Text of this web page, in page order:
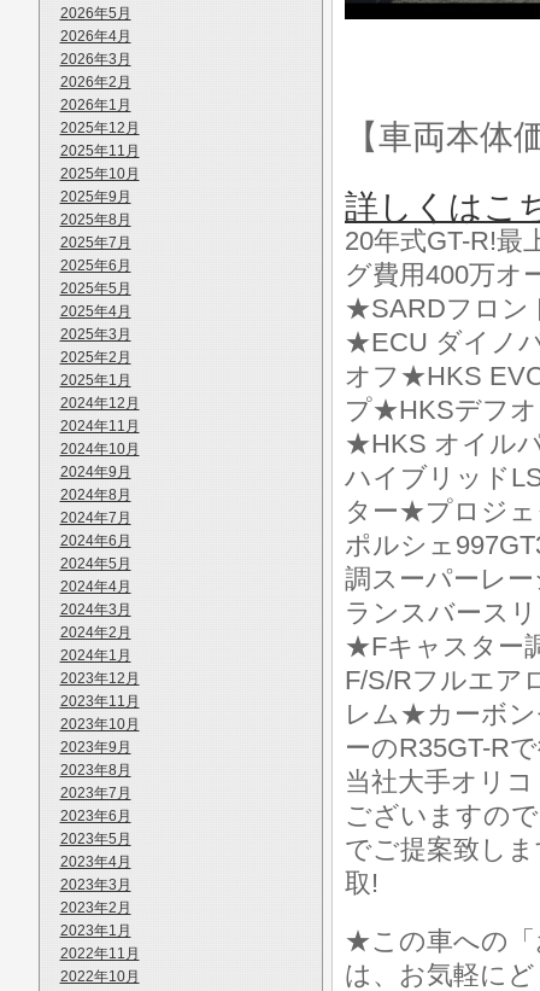
2026年5月
2026年4月
2026年3月
2026年2月
2026年1月
2025年12月
2025年11月
2025年10月
2025年9月
2025年8月
2025年7月
2025年6月
2025年5月
2025年4月
2025年3月
2025年2月
2025年1月
2024年12月
2024年11月
2024年10月
2024年9月
2024年8月
2024年7月
2024年6月
2024年5月
2024年4月
2024年3月
2024年2月
2024年1月
2023年12月
2023年11月
2023年10月
2023年9月
2023年8月
2023年7月
2023年6月
2023年5月
2023年4月
2023年3月
2023年2月
2023年1月
2022年11月
2022年10月
【車両本体
詳しくはこ
20年式GT-R!
グ費用400万
★SARDフロン
★ECU ダイノ
オフ★HKS
プ★HKSデフ
★HKS オイル
ハイブリッド
ター★プロジ
ポルシェ
調スーパーレ
ランスバース
★Fキャスター
F/S/Rフルエア
レム★カーボン
ーのR35GT-R
当社大手オリ
ございますの
でご提案致し
取!
★この車への「
は、お気軽に